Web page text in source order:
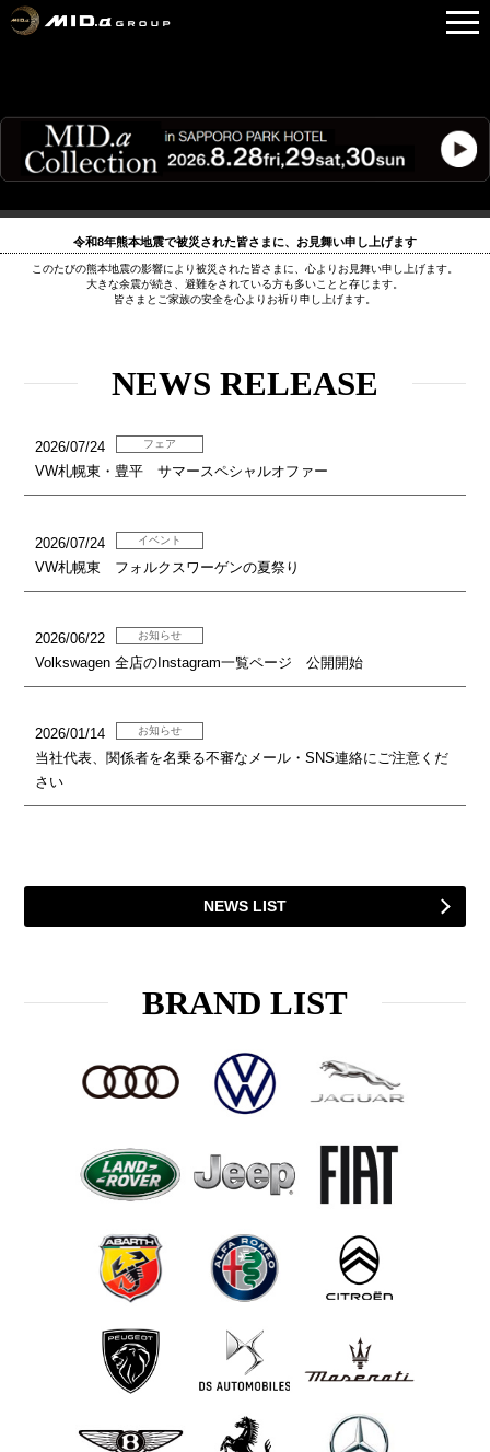
令和8年熊本地震で被災された皆さまに、お見舞い申し上げます
このたびの熊本地震の影響により被災された皆さまに、心よりお見舞い申し上げます。
大きな余震が続き、避難をされている方も多いことと存じます。
皆さまとご家族の安全を心よりお祈り申し上げます。
NEWS RELEASE
2026/07/24 フェア
VW札幌東・豊平 サマースペシャルオファー
2026/07/24 イベント
VW札幌東 フォルクスワーゲンの夏祭り
2026/06/22 お知らせ
Volkswagen 全店のInstagram一覧ページ 公開開始
2026/01/14 お知らせ
当社代表、関係者を名乗る不審なメール・SNS連絡にご注意くだ
さい
NEWS LIST
BRAND LIST